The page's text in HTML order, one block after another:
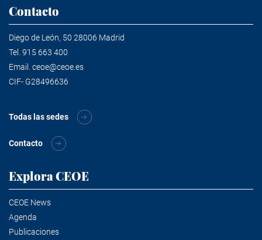
Contacto
Diego de León, 50 28006 Madrid
Tel. 915 663 400
Email. ceoe@ceoe.es
CIF- G28496636
Todas las sedes
Contacto
Explora CEOE
CEOE News
Agenda
Publicaciones